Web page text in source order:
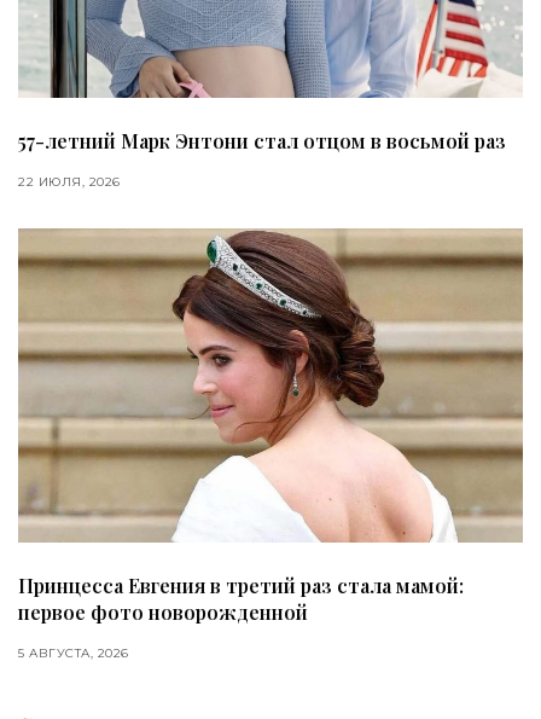
57-летний Марк Энтони стал отцом в восьмой раз
22 ИЮЛЯ, 2026
Принцесса Евгения в третий раз стала мамой:
первое фото новорожденной
5 АВГУСТА, 2026